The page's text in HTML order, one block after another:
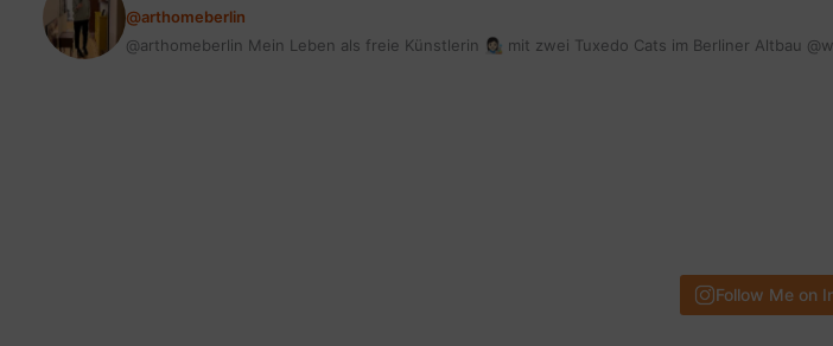
@arthomeberlin
@arthomeberlin Mein Leben als freie Künstlerin 👩🏻‍🎨 mit zwei Tuxedo Cats im Berliner Altbau
Follow Me on